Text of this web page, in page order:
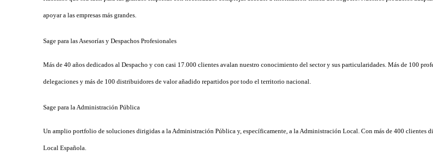
apoyar a las empresas más grandes.
Sage para las Asesorías y Despachos Profesionales
Más de 40 años dedicados al Despacho y con casi 17.000 clientes avalan nuestro conocimiento del sector y sus particularidades. Más de 100
delegaciones y más de 100 distribuidores de valor añadido repartidos por todo el territorio nacional.
Sage para la Administración Pública
Un amplio portfolio de soluciones dirigidas a la Administración Pública y, específicamente, a la Administración Local. Con más de 400 clientes
Local Española.